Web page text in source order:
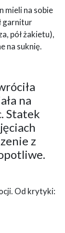
mieli na sobie
garnitur
pół żakietu),
na suknię.
na
Statek
z
Od krytyki: